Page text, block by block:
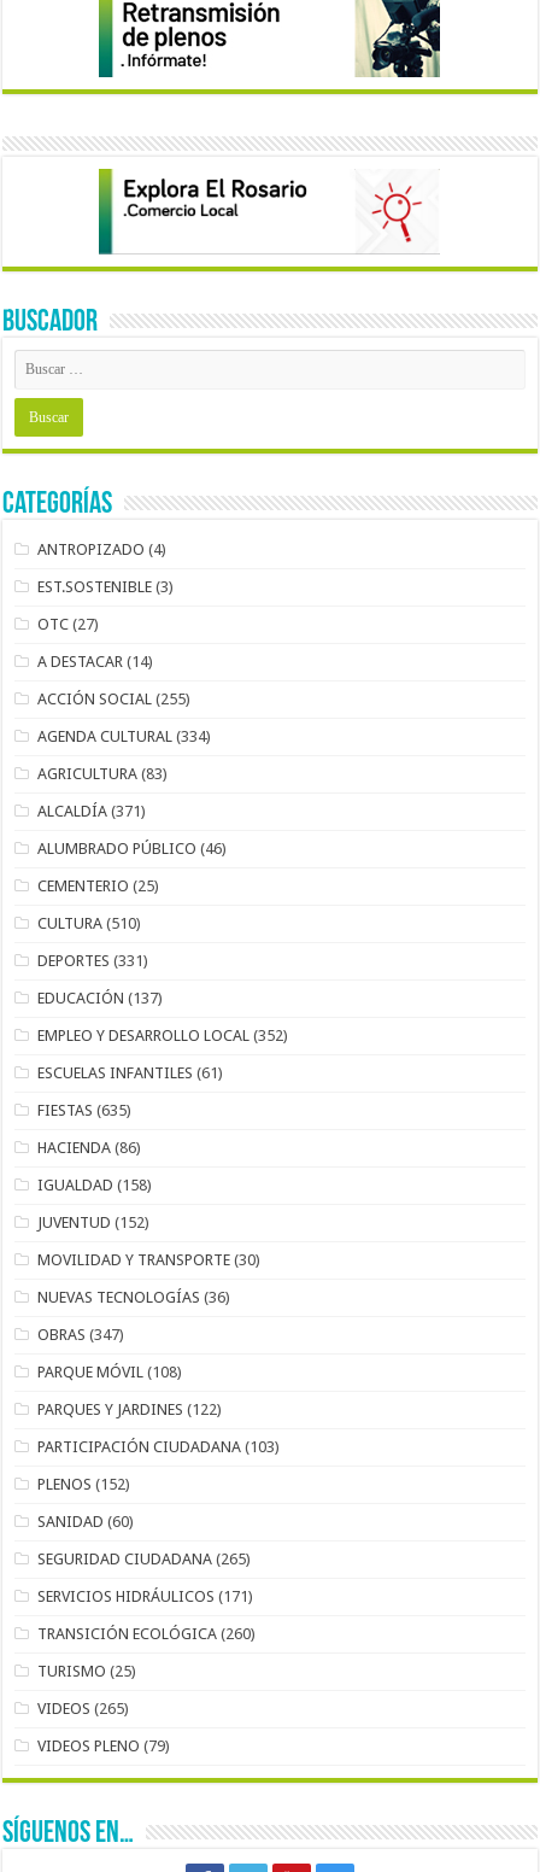
BUSCADOR
Categorías
ANTROPIZADO (4)
EST.SOSTENIBLE (3)
OTC (27)
A DESTACAR (14)
ACCIÓN SOCIAL (255)
AGENDA CULTURAL (334)
AGRICULTURA (83)
ALCALDÍA (371)
ALUMBRADO PÚBLICO (46)
CEMENTERIO (25)
CULTURA (510)
DEPORTES (331)
EDUCACIÓN (137)
EMPLEO Y DESARROLLO LOCAL (352)
ESCUELAS INFANTILES (61)
FIESTAS (635)
HACIENDA (86)
IGUALDAD (158)
JUVENTUD (152)
MOVILIDAD Y TRANSPORTE (30)
NUEVAS TECNOLOGÍAS (36)
OBRAS (347)
PARQUE MÓVIL (108)
PARQUES Y JARDINES (122)
PARTICIPACIÓN CIUDADANA (103)
PLENOS (152)
SANIDAD (60)
SEGURIDAD CIUDADANA (265)
SERVICIOS HIDRÁULICOS (171)
TRANSICIÓN ECOLÓGICA (260)
TURISMO (25)
VIDEOS (265)
VIDEOS PLENO (79)
SÍGUENOS EN…